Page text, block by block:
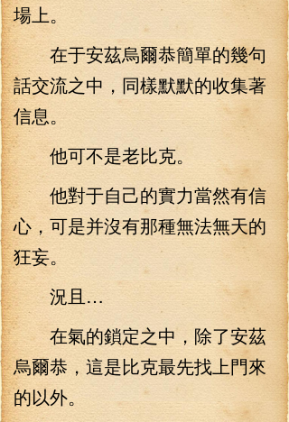
場上。
在于安茲烏爾恭簡單的幾句
話交流之中，同樣默默的收集著
信息。
他可不是老比克。
他對于自己的實力當然有信
心，可是并沒有那種無法無天的
狂妄。
況且…
在氣的鎖定之中，除了安茲
烏爾恭，這是比克最先找上門來
的以外。